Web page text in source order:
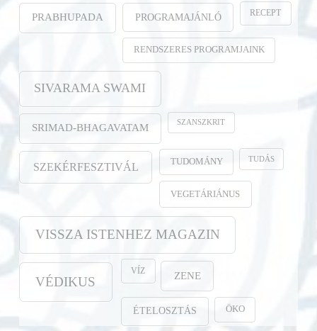
PRABHUPADA PROGRAMAJÁNLÓ RECEPT
RENDSZERES PROGRAMJAINK
SIVARAMA SWAMI
SRIMAD-BHAGAVATAM SZANSZKRIT
SZEKÉRFESZTIVÁL TUDOMÁNY TUDÁS
VEGETÁRIÁNUS
VISSZA ISTENHEZ MAGAZIN
VÉDIKUS
VÍZ ZENE
ÉTELOSZTÁS ÖKO